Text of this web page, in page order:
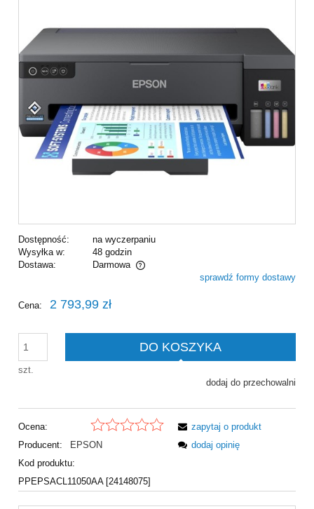
Dostępność:
na wyczerpaniu
Wysyłka w:
48 godzin
Dostawa:
Darmowa
Cena nie zawiera ewentualnych kosztów płatnościsprawdź formy dostawy
Cena: 2 793,99 zł
szt.
DO KOSZYKA
dodaj do przechowalni
Ocena:
Producent:
EPSON
Kod produktu:
PPEPSACL11050AA [24148075]
zapytaj o produkt
dodaj opinię